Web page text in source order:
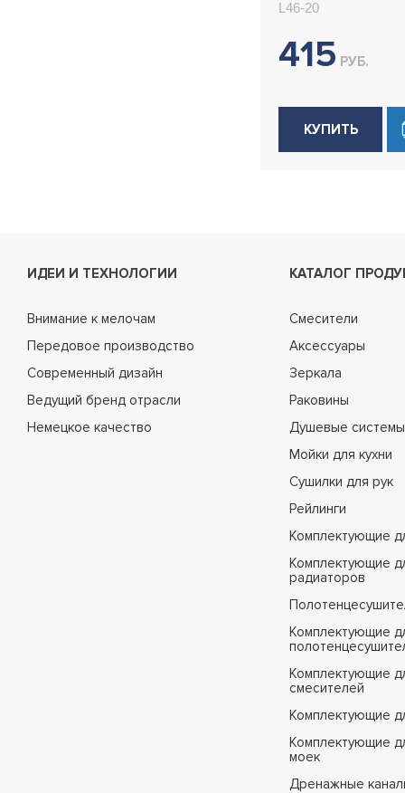
L46-20
415 РУБ.
КУПИТЬ
ИДЕИ И ТЕХНОЛОГИИ
Внимание к мелочам
Передовое производство
Современный дизайн
Ведущий бренд отрасли
Немецкое качество
КАТАЛОГ
Смесители
Аксессуары
Зеркала
Раковины
Душевые системы
Мойки для кухни
Сушилки для рук
Рейлинги
Комплектующие
Комплектующие
радиаторов
Комплектующие
Комплектующие
смесителей
Комплектующие
Комплектующие
моек
Дренажные